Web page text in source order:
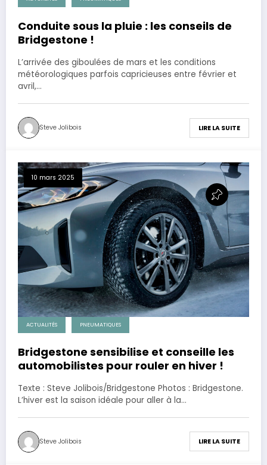
Conduite sous la pluie : les conseils de
Bridgestone !
L’arrivée des giboulées de mars et les conditions
météorologiques parfois capricieuses entre février et
avril,…
Steve Jolibois LIRE LA SUITE
10 mars 2025
ACTUALITÉS PNEUMATIQUES
Bridgestone sensibilise et conseille les
automobilistes pour rouler en hiver !
Texte : Steve Jolibois/Bridgestone Photos : Bridgestone.
L’hiver est la saison idéale pour aller à la…
Steve Jolibois LIRE LA SUITE